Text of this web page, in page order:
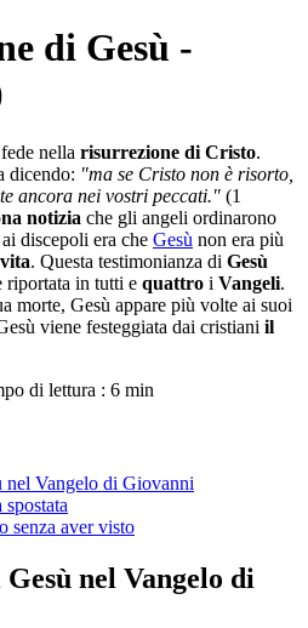
di Gesù -
nella risurrezione di Cristo.
dicendo: "ma se Cristo non è risorto,
ancora nei vostri peccati." (1
notizia che gli angeli ordinarono
discepoli era che Gesù non era più
. Questa testimonianza di Gesù
riportata in tutti e quattro i Vangeli.
morte, Gesù appare più volte ai suoi
viene festeggiata dai cristiani il
di lettura : 6 min
nel Vangelo di Giovanni
senza aver visto
nel Vangelo di